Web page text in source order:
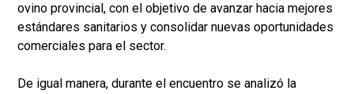
ovino provincial, con el objetivo de avanzar hacia mejores
estándares sanitarios y consolidar nuevas oportunidades
comerciales para el sector.
De igual manera, durante el encuentro se analizó la